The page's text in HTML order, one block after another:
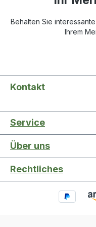
Behalten Sie
Ihrem
Kontakt
Service
Über uns
Rechtliches